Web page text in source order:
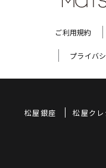
ご利用規約
プライバ
松屋銀座 松屋ク